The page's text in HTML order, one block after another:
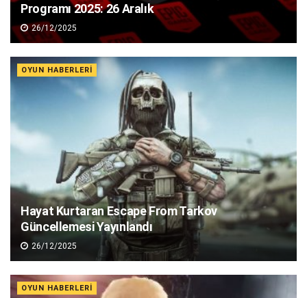
Programı 2025: 26 Aralık
26/12/2025
OYUN HABERLERI
Hayat Kurtaran Escape From Tarkov
Güncellemesi Yayınlandı
26/12/2025
OYUN HABERLERI